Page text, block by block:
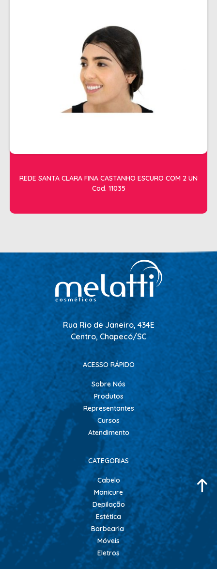
REDE SANTA CLARA FINA CASTANHO ESCURO COM 2 UN
Cod. 11035
Rua Rio de Janeiro, 434E
Centro, Chapecó/SC
ACESSO RÁPIDO
Sobre Nós
Produtos
Representantes
Cursos
Atendimento
CATEGORIAS
Cabelo
Manicure
Depilação
Estética
Barbearia
Móveis
Eletros